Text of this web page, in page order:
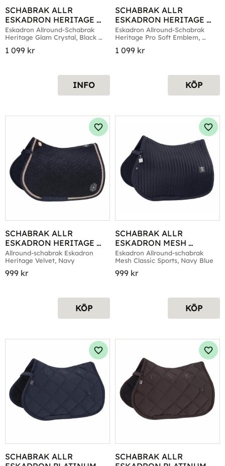
SCHABRAK ALLR
ESKADRON HERITAGE
GLAM CRYSTAL BLACK
TRUFFLE
Eskadron Allround-Schabrak
Heritage Glam Crystal, Black
1 099 kr
INFO
SCHABRAK ALLR
ESKADRON HERITAGE
PRO SOFT EMBLEM
BLACKTRUFFLE
Eskadron Allround-Schabrak
Heritage Pro Soft Emblem,
1 099 kr
KÖP
SCHABRAK ALLR
ESKADRON HERITAGE
VELVET NAVY
Allround-schabrak Eskadron
Heritage Velvet, Navy
999 kr
Lägg till i favoriter
KÖP
SCHABRAK ALLR
ESKADRON MESH
CLASSIC SPORTS NAVY
BLUE
Eskadron Allround-schabrak
Mesh Classic Sports, Navy Blue
999 kr
KÖP
SCHABRAK ALLR
Lägg till i favoriter
SCHABRAK ALLR